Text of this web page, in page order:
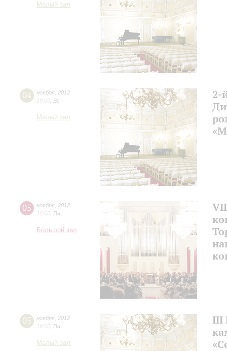
Малый зал
04 ноября 2012
19:00 Вс
Малый зал
2-
05 ноября 2012
18:00 Пн
Большой зал
05 ноября 2012
19:00 Пн
Малый зал
III